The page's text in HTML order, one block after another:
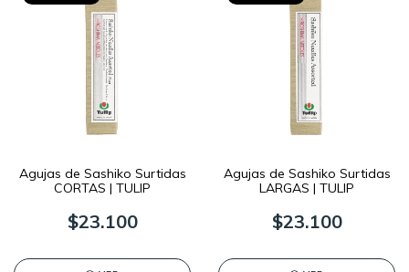
Agujas de Sashiko Surtidas
CORTAS | TULIP
$23.100
Agujas de Sashiko Surtidas
LARGAS | TULIP
$23.100